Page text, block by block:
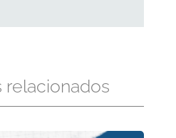
relacionados